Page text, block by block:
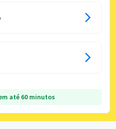
até 60 minutos